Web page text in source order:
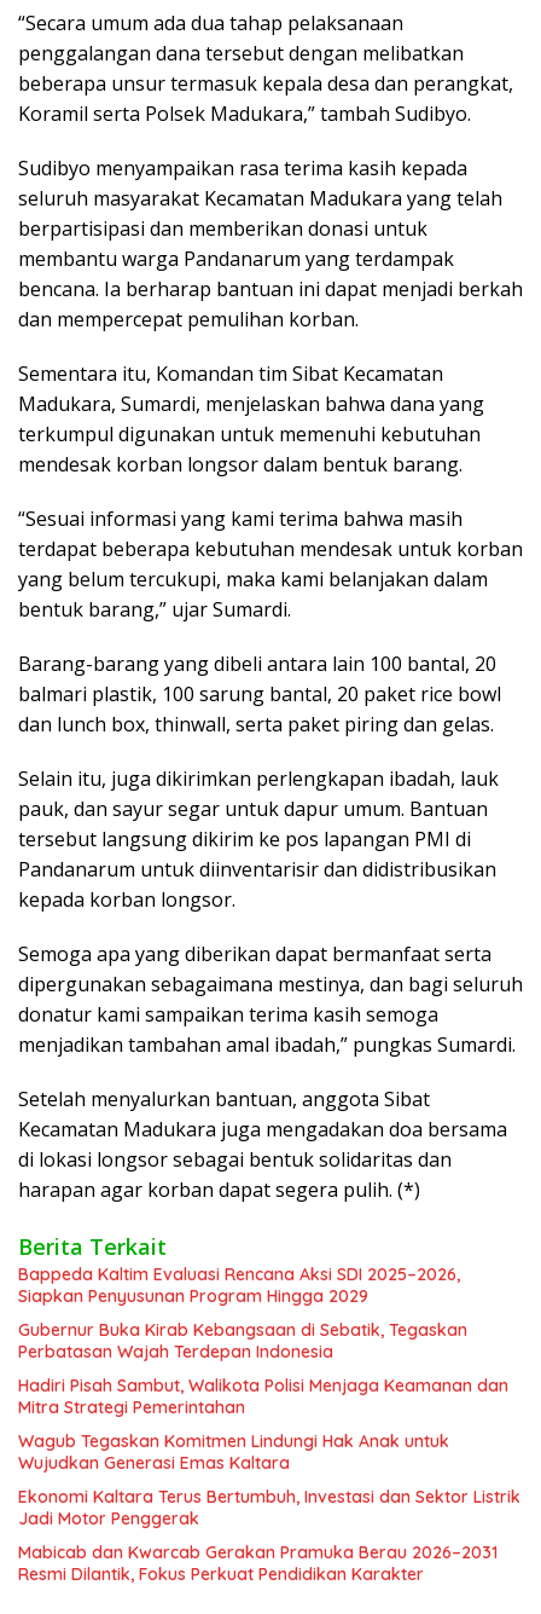
“Secara umum ada dua tahap pelaksanaan
penggalangan dana tersebut dengan melibatkan
beberapa unsur termasuk kepala desa dan perangkat,
Koramil serta Polsek Madukara,” tambah Sudibyo.
Sudibyo menyampaikan rasa terima kasih kepada
seluruh masyarakat Kecamatan Madukara yang telah
berpartisipasi dan memberikan donasi untuk
membantu warga Pandanarum yang terdampak
bencana. Ia berharap bantuan ini dapat menjadi berkah
dan mempercepat pemulihan korban.
Sementara itu, Komandan tim Sibat Kecamatan
Madukara, Sumardi, menjelaskan bahwa dana yang
terkumpul digunakan untuk memenuhi kebutuhan
mendesak korban longsor dalam bentuk barang.
“Sesuai informasi yang kami terima bahwa masih
terdapat beberapa kebutuhan mendesak untuk korban
yang belum tercukupi, maka kami belanjakan dalam
bentuk barang,” ujar Sumardi.
Barang-barang yang dibeli antara lain 100 bantal, 20
balmari plastik, 100 sarung bantal, 20 paket rice bowl
dan lunch box, thinwall, serta paket piring dan gelas.
Selain itu, juga dikirimkan perlengkapan ibadah, lauk
pauk, dan sayur segar untuk dapur umum. Bantuan
tersebut langsung dikirim ke pos lapangan PMI di
Pandanarum untuk diinventarisir dan didistribusikan
kepada korban longsor.
Semoga apa yang diberikan dapat bermanfaat serta
dipergunakan sebagaimana mestinya, dan bagi seluruh
donatur kami sampaikan terima kasih semoga
menjadikan tambahan amal ibadah,” pungkas Sumardi.
Setelah menyalurkan bantuan, anggota Sibat
Kecamatan Madukara juga mengadakan doa bersama
di lokasi longsor sebagai bentuk solidaritas dan
harapan agar korban dapat segera pulih. (*)
Berita Terkait
Bappeda Kaltim Evaluasi Rencana Aksi SDI 2025–2026,
Siapkan Penyusunan Program Hingga 2029
Gubernur Buka Kirab Kebangsaan di Sebatik, Tegaskan
Perbatasan Wajah Terdepan Indonesia
Hadiri Pisah Sambut, Walikota Polisi Menjaga Keamanan dan
Mitra Strategi Pemerintahan
Wagub Tegaskan Komitmen Lindungi Hak Anak untuk
Wujudkan Generasi Emas Kaltara
Ekonomi Kaltara Terus Bertumbuh, Investasi dan Sektor Listrik
Jadi Motor Penggerak
Mabicab dan Kwarcab Gerakan Pramuka Berau 2026–2031
Resmi Dilantik, Fokus Perkuat Pendidikan Karakter